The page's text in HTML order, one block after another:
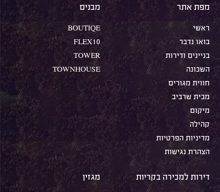
מפת אתר
ראשי
בואו נדבר
בניינים ודירות
השכונה
חווית מגורים
מבית שרביב
מיקום
קהילה
מדיניות הפרטיות
הצהרת נגישות
מבנים
BOUTIQE
FLEX10
TOWER
TOWNHOUSE
דירות למכירה בקריות מגזין